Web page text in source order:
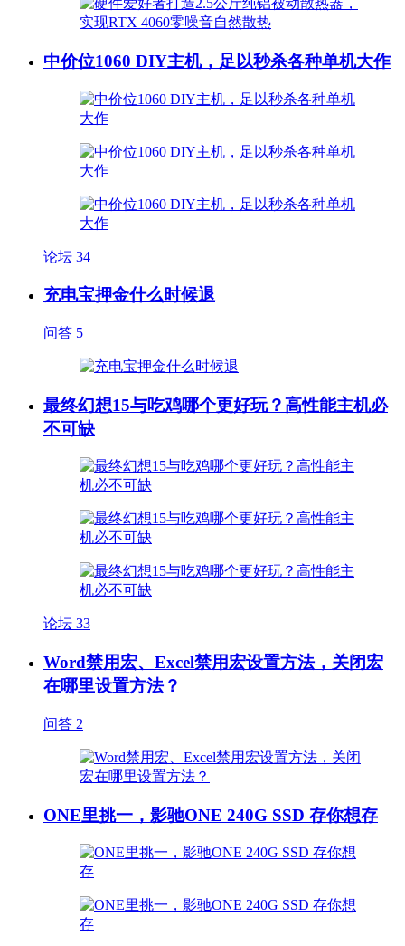
中价位1060 DIY主机，足以秒杀各种单机大作
论坛 34
充电宝押金什么时候退
问答 5
最终幻想15与吃鸡哪个更好玩？高性能主机必
不可缺
论坛 33
Word禁用宏、Excel禁用宏设置方法，关闭宏
在哪里设置方法？
问答 2
ONE里挑一，影驰ONE 240G SSD 存你想存